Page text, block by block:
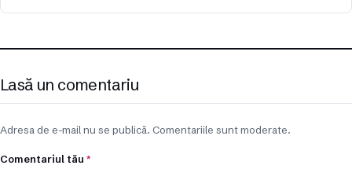
Lasă un comentariu
Adresa de e-mail nu se publică. Comentariile sunt moderate.
Comentariul tău *